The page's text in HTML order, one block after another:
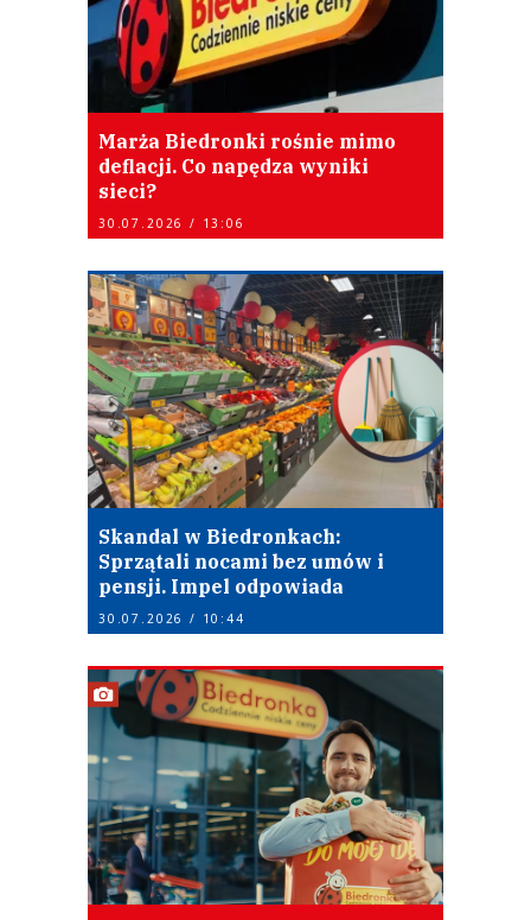
Marża Biedronki rośnie mimo
deflacji. Co napędza wyniki
sieci?
30.07.2026 / 13:06
Skandal w Biedronkach:
Sprzątali nocami bez umów i
pensji. Impel odpowiada
30.07.2026 / 10:44